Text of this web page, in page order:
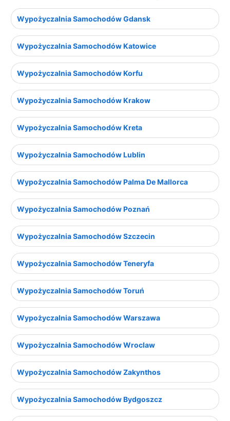
Wypożyczalnia Samochodów Gdansk
Wypożyczalnia Samochodów Katowice
Wypożyczalnia Samochodów Korfu
Wypożyczalnia Samochodów Krakow
Wypożyczalnia Samochodów Kreta
Wypożyczalnia Samochodów Lublin
Wypożyczalnia Samochodów Palma De Mallorca
Wypożyczalnia Samochodów Poznań
Wypożyczalnia Samochodów Szczecin
Wypożyczalnia Samochodów Teneryfa
Wypożyczalnia Samochodów Toruń
Wypożyczalnia Samochodów Warszawa
Wypożyczalnia Samochodów Wroclaw
Wypożyczalnia Samochodów Zakynthos
Wypożyczalnia Samochodów Bydgoszcz